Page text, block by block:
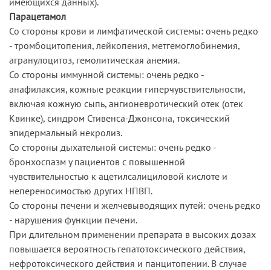
Парацетамол
Со стороны крови и лимфатической системы: очень редко
- тромбоцитопения, лейкопения, метгемоглобинемия,
агранулоцитоз, гемолитическая анемия.
Со стороны иммунной системы: очень редко -
анафилаксия, кожные реакции гиперчувствительности,
включая кожную сыпь, ангионевротический отек (отек
Квинке), синдром Стивенса-Джонсона, токсический
эпидермальный некролиз.
Со стороны дыхательной системы: очень редко -
бронхоспазм у пациентов с повышенной
чувствительностью к ацетилсалициловой кислоте и
непереносимостью других НПВП.
Со стороны печени и желчевыводящих путей: очень редко
- нарушения функции печени.
При длительном применении препарата в высоких дозах
повышается вероятность гепатотоксического действия,
нефротоксического действия и панцитопении. В случае